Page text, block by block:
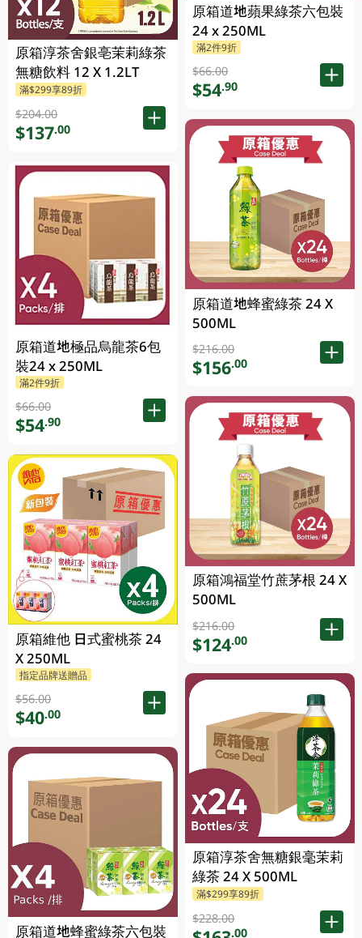
原箱淳茶舍銀亳茉莉綠茶
無糖飲料 12 X 1.2LT
滿$299享89折
$204.00
$137.00
原箱道地極品烏龍茶6包
裝24 x 250ML
滿2件9折
$66.00
$54.90
原箱維他 日式蜜桃茶 24
X 250ML
指定品牌送贈品
$56.00
$40.00
原箱道地蜂蜜綠茶六包裝
原箱道地蘋果綠茶六包裝
24 x 250ML
滿2件9折
$66.00
$54.90
原箱道地蜂蜜綠茶 24 X
500ML
$216.00
$156.00
原箱鴻福堂竹蔗茅根 24 X
500ML
$216.00
$124.00
原箱淳茶舍無糖銀毫茉莉
綠茶 24 X 500ML
滿$299享89折
$228.00
.00